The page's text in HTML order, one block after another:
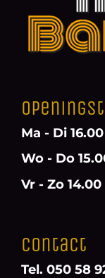
Ma - Di
Wo - Do
Vr - Zo
Contact
Tel. 050 58